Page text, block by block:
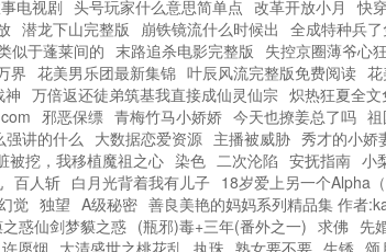
电视剧 头号玩家什么意思简单点 改革开放小月 快
潜龙下山完整版 崩铁镜流什么时候出 全成特种兵
似于蓬莱间的 末路追杀电影完整版 失控京圈薄爷心
界 花美男乐团最新集锦 叶辰风流完整版免费阅读
神 万倍返还徒弟筑基我直接成仙灵仙宗 炽热狂夏全
邪恶保缥 青梅竹马小娇娇 今天也撩姜总了吗
强讲的什么 大数据恋爱资源 主播被威胁 秀才的小娇
被挖，我移植魔祖之心 染色 二次沦陷 安抚指南 小
百人斩 白月光背着我有儿子 18岁爱上另一个Alpha（
觉 独望 A级秘密 善良美艳的妈妈系列精品集 作者
惑仙剑梦貘之惑 (瓶邪)毒+三年(番外之一) 求佛 先
许愿烟 大清盛世之桃花乱 执珠 熟女要不要 生锈 颂